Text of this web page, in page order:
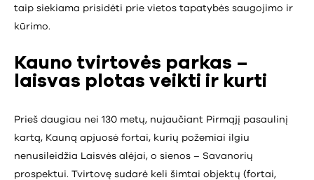
taip siekiama prisidėti prie vietos tapatybės saugojimo ir
kūrimo.
Kauno tvirtovės parkas –
laisvas plotas veikti ir kurti
Prieš daugiau nei 130 metų, nujaučiant Pirmąjį pasaulinį
kartą, Kauną apjuosė fortai, kurių požemiai ilgiu
nenusileidžia Laisvės alėjai, o sienos – Savanorių
prospektui. Tvirtovę sudarė keli šimtai objektų (fortai,